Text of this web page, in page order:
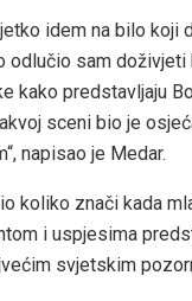
idem na bilo koji
odlučio sam doživjeti
kako predstavljaju
sceni bio je
napisao je Medar.
koliko znači kada
i uspjesima
svjetskim